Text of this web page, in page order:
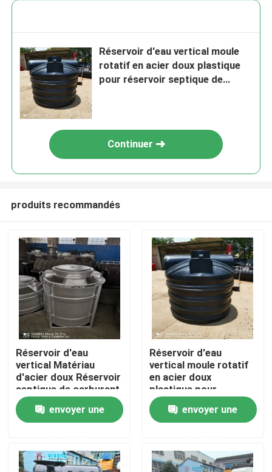
Maison
Produits
Vidéos
Au sujet de nous
Réservoir d'eau vertical moule
rotatif en acier doux plastique
pour réservoir septique de
Continuer
produits recommandés
Réservoir d'eau
vertical Matériau
d'acier doux Réservoir
septique de carburant
en plastique Moule
rotatif envoyer une
Réservoir d'eau
vertical moule rotatif
en acier doux
plastique pour
réservoir septique de
carburantenvoyer une